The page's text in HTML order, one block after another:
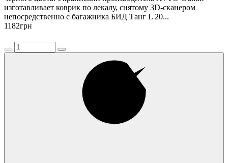
изготавливает коврик по лекалу, снятому 3D-сканером
непосредственно с багажника БИД Танг L 20...
1182грн